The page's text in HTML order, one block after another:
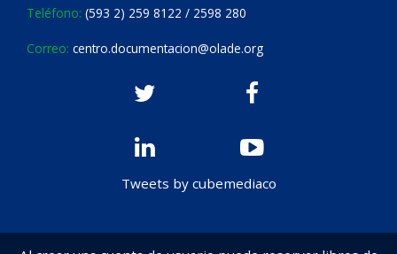
Teléfono: (593 2) 259 8122 / 2598 280
Correo: centro.documentacion@olade.org
Tweets by cubemediaco